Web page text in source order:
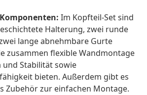
Im Kopfteil-Set sind
Halterung, zwei runde
lange abnehmbare Gurte
zusammen flexible Wandmontage
und Stabilität sowie
bieten. Außerdem gibt es
Zubehör zur einfachen Montage.